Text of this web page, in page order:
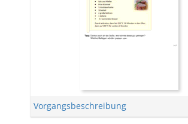
Vorgangsbeschreibung